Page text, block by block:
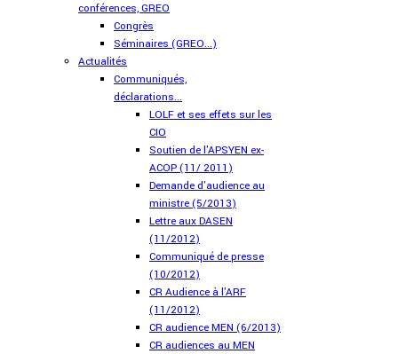
conférences, GREO
Congrès
Séminaires (GREO...)
Actualités
Communiqués,
déclarations...
LOLF et ses effets sur les
CIO
Soutien de l'APSYEN ex-
ACOP (11/ 2011)
Demande d'audience au
ministre (5/2013)
Lettre aux DASEN
(11/2012)
Communiqué de presse
(10/2012)
CR Audience à l'ARF
(11/2012)
CR audience MEN (6/2013)
CR audiences au MEN